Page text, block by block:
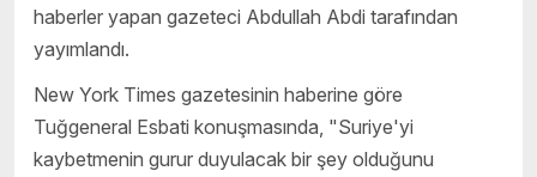
haberler yapan gazeteci Abdullah Abdi tarafından
yayımlandı.
New York Times gazetesinin haberine göre
Tuğgeneral Esbati konuşmasında, "Suriye'yi
kaybetmenin gurur duyulacak bir şey olduğunu